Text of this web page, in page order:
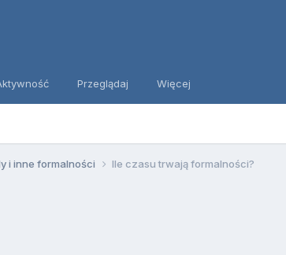
Przeglądaj Więcej
i inne formalności Ile czasu trwają formalności?